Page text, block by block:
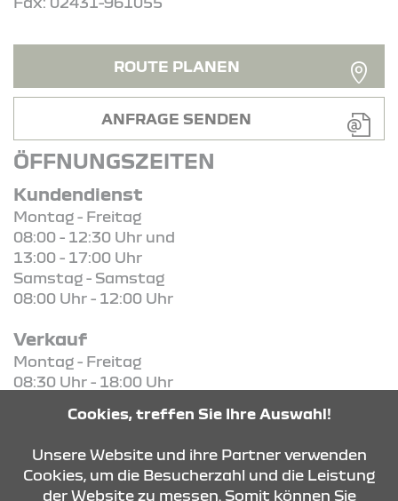
ROUTE PLANEN
ANFRAGE SENDEN
ÖFFNUNGSZEITEN
Kundendienst
Montag - Freitag
08:00 - 12:30 Uhr und
13:00 - 17:00 Uhr
Samstag - Samstag
08:00 Uhr - 12:00 Uhr
Verkauf
Montag - Freitag
08:30 Uhr - 18:00 Uhr
08:30 Uhr - 13:00 Uhr
Cookies, treffen Sie Ihre Auswahl!
Unsere Website und ihre Partner verwenden
Cookies, um die Besucherzahl und die Leistung
der Website zu messen. Somit können Sie